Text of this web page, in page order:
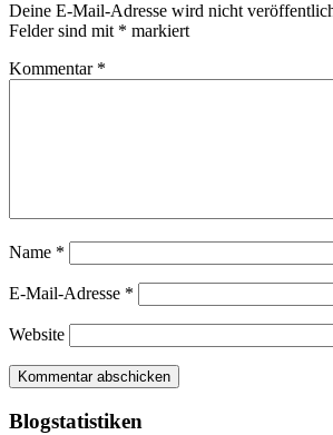
Deine E-Mail-Adresse wird nicht
Felder sind mit * markiert
Kommentar *
Name *
E-Mail-Adresse *
Website
Blogstatistiken